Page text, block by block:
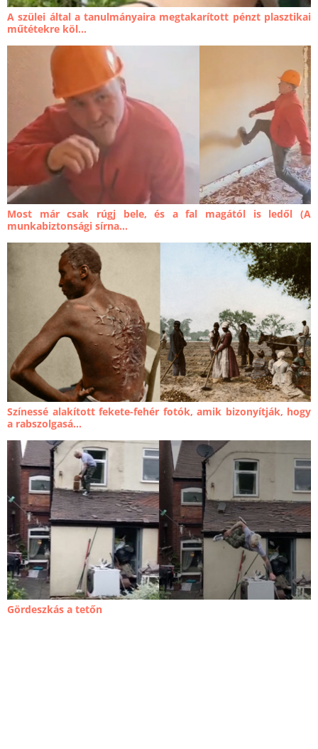
A szülei által a tanulmányaira megtakarított pénzt plasztikai
műtétekre köl...
Most már csak rúgj bele, és a fal magától is ledől (A
munkabiztonsági sírna...
Színessé alakított fekete-fehér fotók, amik bizonyítják, hogy
a rabszolgasá...
Gördeszkás a tetőn